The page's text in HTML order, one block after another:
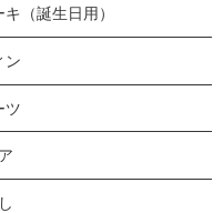
（誕生日用）
ン
ツ